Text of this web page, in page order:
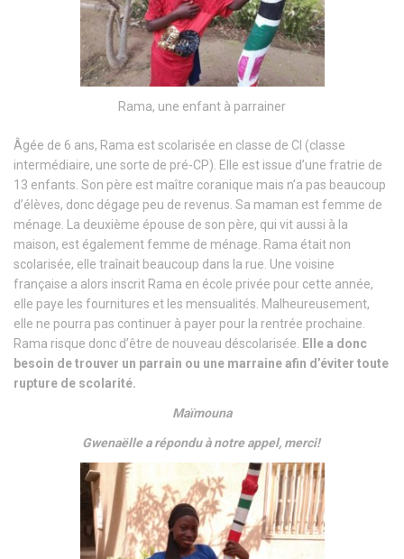
Rama, une enfant à parrainer
Âgée de 6 ans, Rama est scolarisée en classe de CI (classe
intermédiaire, une sorte de pré-CP). Elle est issue d’une fratrie de
13 enfants. Son père est maître coranique mais n’a pas beaucoup
d’élèves, donc dégage peu de revenus. Sa maman est femme de
ménage. La deuxième épouse de son père, qui vit aussi à la
maison, est également femme de ménage. Rama était non
scolarisée, elle traînait beaucoup dans la rue. Une voisine
française a alors inscrit Rama en école privée pour cette année,
elle paye les fournitures et les mensualités. Malheureusement,
elle ne pourra pas continuer à payer pour la rentrée prochaine.
Rama risque donc d’être de nouveau déscolarisée. Elle a donc
besoin de trouver un parrain ou une marraine afin d’éviter toute
rupture de scolarité.
Maïmouna
Gwenaëlle a répondu à notre appel, merci!